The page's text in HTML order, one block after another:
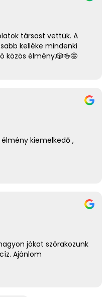
társast vettük. A
kelléke mindenki
közös élmény.🎲🍻🤩
kiemelkedő ,
jókat szórakozunk
Ajánlom